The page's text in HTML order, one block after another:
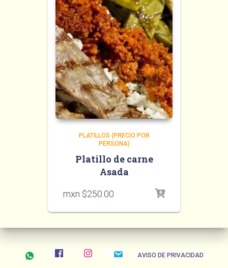
PLATILLOS (PRECIO POR
PERSONA)
Platillo de carne
Asada
mxn $250.00
AVISO DE PRIVACIDAD